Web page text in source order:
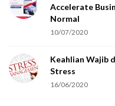
Accelerate
Normal
10/07/2020
Keahlian Wajib
Stress
16/06/2020